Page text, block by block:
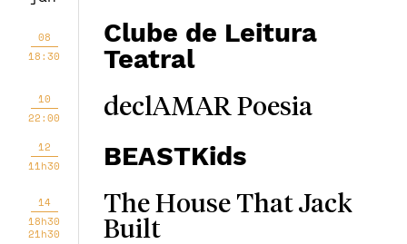
08
18:30
Clube de Leitura
Teatral
10
22:00
declAMAR Poesia
12
11h30
BEASTKids
14
18h30
21h30
The House That Jack
Built